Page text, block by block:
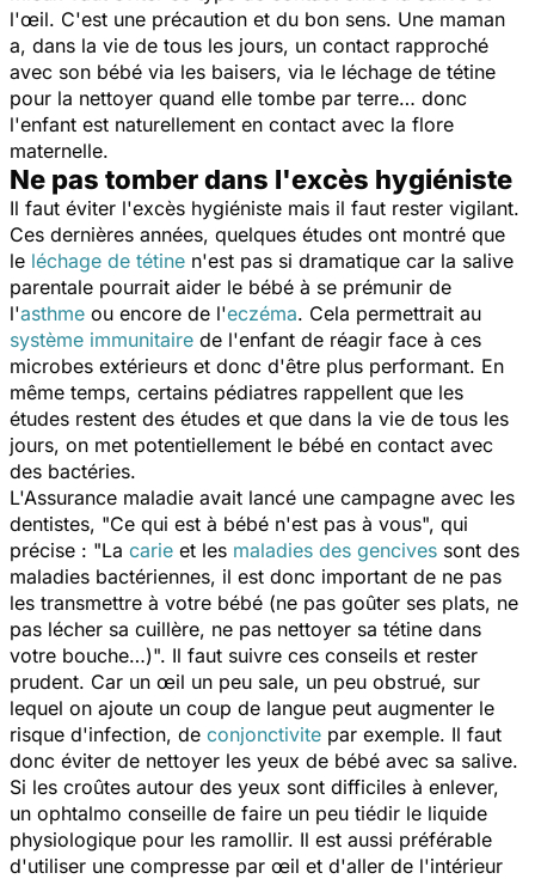
l'œil. C'est une précaution et du bon sens. Une maman
a, dans la vie de tous les jours, un contact rapproché
avec son bébé via les baisers, via le léchage de tétine
pour la nettoyer quand elle tombe par terre… donc
l'enfant est naturellement en contact avec la flore
maternelle.
Ne pas tomber dans l'excès hygiéniste
Il faut éviter l'excès hygiéniste mais il faut rester vigilant.
Ces dernières années, quelques études ont montré que
le léchage de tétine n'est pas si dramatique car la salive
parentale pourrait aider le bébé à se prémunir de
l'asthme ou encore de l'eczéma. Cela permettrait au
système immunitaire de l'enfant de réagir face à ces
microbes extérieurs et donc d'être plus performant. En
même temps, certains pédiatres rappellent que les
études restent des études et que dans la vie de tous les
jours, on met potentiellement le bébé en contact avec
des bactéries.
L'Assurance maladie avait lancé une campagne avec les
dentistes, "Ce qui est à bébé n'est pas à vous", qui
précise : "La carie et les maladies des gencives sont des
maladies bactériennes, il est donc important de ne pas
les transmettre à votre bébé (ne pas goûter ses plats, ne
pas lécher sa cuillère, ne pas nettoyer sa tétine dans
votre bouche…)". Il faut suivre ces conseils et rester
prudent. Car un œil un peu sale, un peu obstrué, sur
lequel on ajoute un coup de langue peut augmenter le
risque d'infection, de conjonctivite par exemple. Il faut
donc éviter de nettoyer les yeux de bébé avec sa salive.
Si les croûtes autour des yeux sont difficiles à enlever,
un ophtalmo conseille de faire un peu tiédir le liquide
physiologique pour les ramollir. Il est aussi préférable
d'utiliser une compresse par œil et d'aller de l'intérieur